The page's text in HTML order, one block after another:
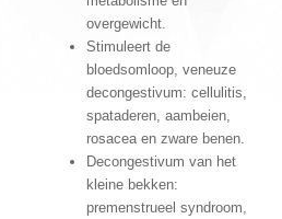
overgewicht.
Stimuleert de
bloedsomloop, veneuze
decongestivum: cellulitis,
spataderen, aambeien,
rosacea en zware benen.
Decongestivum van het
kleine bekken:
premenstrueel syndroom,